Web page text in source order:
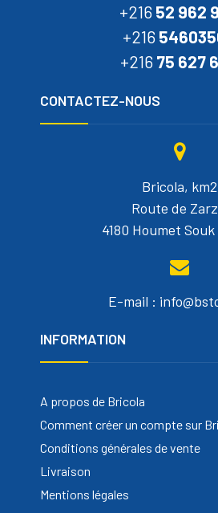
+216 52 962
+216
+216 75 627
CONTACTEZ-NOUS
Bricola, km2
Route de
4180 Houmet
E-mail :
INFORMATION
A propos de Bricola
Comment créer un compte sur
Conditions générales de vente
Livraison
Mentions légales